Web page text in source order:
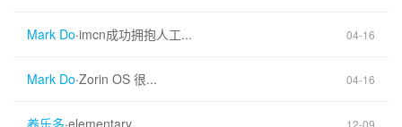
Mark Do·imcn成功拥抱人工... 04-16
Mark Do·Zorin OS 很... 04-16
12-09